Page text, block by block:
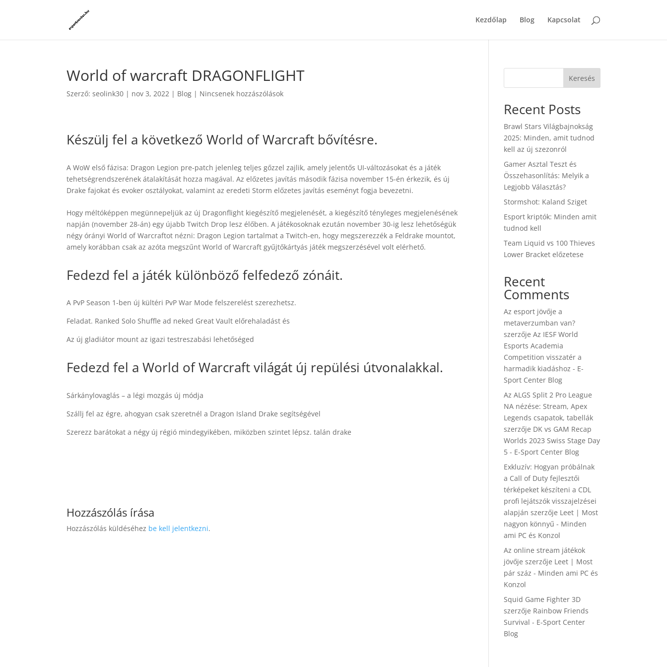
Kezdőlap Blog Kapcsolat
World of warcraft DRAGONFLIGHT
Szerző:seolink30 | nov 3, 2022 | Blog | Nincsenek hozzászólások
Készülj fel a következő World of Warcraft bővítésre.
A WoW első fázisa: Dragon Legion pre-patch jelenleg teljes gőzzel zajlik, amely jelentős UI-változásokat és a játék
tehetségrendszerének átalakítását hozza magával. Az előzetes javítás második fázisa november 15-én érkezik, és új
Drake fajokat és evoker osztályokat, valamint az eredeti Storm előzetes javítás eseményt fogja bevezetni.
Hogy méltóképpen megünnepeljük az új Dragonflight kiegészítő megjelenését, a kiegészítő tényleges megjelenésének
napján (november 28-án) egy újabb Twitch Drop lesz élőben. A játékosoknak ezután november 30-ig lesz lehetőségük
négy órányi World of Warcraftot nézni: Dragon Legion tartalmat a Twitch-en, hogy megszerezzék a Feldrake mountot,
amely korábban csak az azóta megszűnt World of Warcraft gyűjtőkártyás játék megszerzésével volt elérhető.
Fedezd fel a játék különböző felfedező zónáit.
A PvP Season 1-ben új kültéri PvP War Mode felszerelést szerezhetsz.
Feladat. Ranked Solo Shuffle ad neked Great Vault előrehaladást és
Az új gladiátor mount az igazi testreszabási lehetőséged
Fedezd fel a World of Warcraft világát új repülési útvonalakkal.
Sárkánylovaglás – a légi mozgás új módja
Szállj fel az égre, ahogyan csak szeretnél a Dragon Island Drake segítségével
Szerezz barátokat a négy új régió mindegyikében, miközben szintet lépsz. talán drake
Hozzászólás írása
Hozzászólás küldéséhez be kell jelentkezni.
Keresés
Recent Posts
Brawl Stars Világbajnokság
2025: Minden, amit tudnod
kell az új szezonról
Gamer Asztal Teszt és
Összehasonlítás: Melyik a
Legjobb Választás?
Stormshot: Kaland Sziget
Esport kriptók: Minden amit
tudnod kell
Team Liquid vs 100 Thieves
Lower Bracket előzetese
Recent
Comments
Az esport jövője a
metaverzumban van?
szerzőjeAz IESF World
Esports Academia
Competition visszatér a
harmadik kiadáshoz - E-
Sport Center Blog
Az ALGS Split 2 Pro League
NA nézése: Stream, Apex
Legends csapatok, tabellák
szerzője DK vs GAM Recap
Worlds 2023 Swiss Stage Day
5 - E-Sport Center Blog
Exkluzív: Hogyan próbálnak
a Call of Duty fejlesztői
térképeket készíteni a CDL
profi lejátszók visszajelzései
alapján szerzője Leet | Most
nagyon könnyű - Minden
ami PC és Konzol
Az online stream játékok
jövője szerzője Leet | Most
pár száz - Minden ami PC és
Konzol
Squid Game Fighter 3D
szerzője Rainbow Friends
Survival - E-Sport Center
Blog